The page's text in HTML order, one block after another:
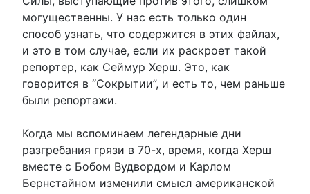
могущественны. У нас есть только один
способ узнать, что содержится в этих файлах,
и это в том случае, если их раскроет такой
репортер, как Сеймур Херш. Это, как
говорится в “Сокрытии”, и есть то, чем раньше
были репортажи.
Когда мы вспоминаем легендарные дни
разгребания грязи в 70-х, время, когда Херш
вместе с Бобом Вудвордом и Карлом
Бернстайном изменили смысл американской